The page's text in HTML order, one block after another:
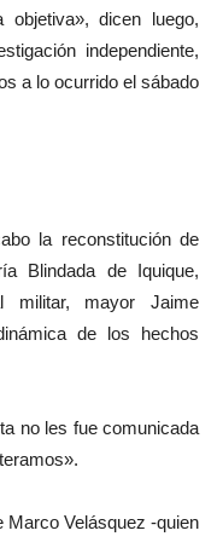
objetiva», dicen luego,
independiente,
a lo ocurrido el sábado
la reconstitución de
Blindada de Iquique,
militar, mayor Jaime
de los hechos
no les fue comunicada
Marco Velásquez -quien